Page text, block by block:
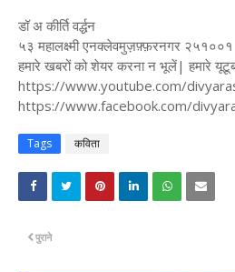
डॉ अ कीर्ति वर्द्धन
५३ महालक्ष्मी एनक्लेवमुज़फ़्फ़रनगर २५१००१
हमारे खबरों को शेयर करना न भूलें| हमारे
https://www.youtube.com/
https://www.facebook.com/
Tags कविता
पुराने